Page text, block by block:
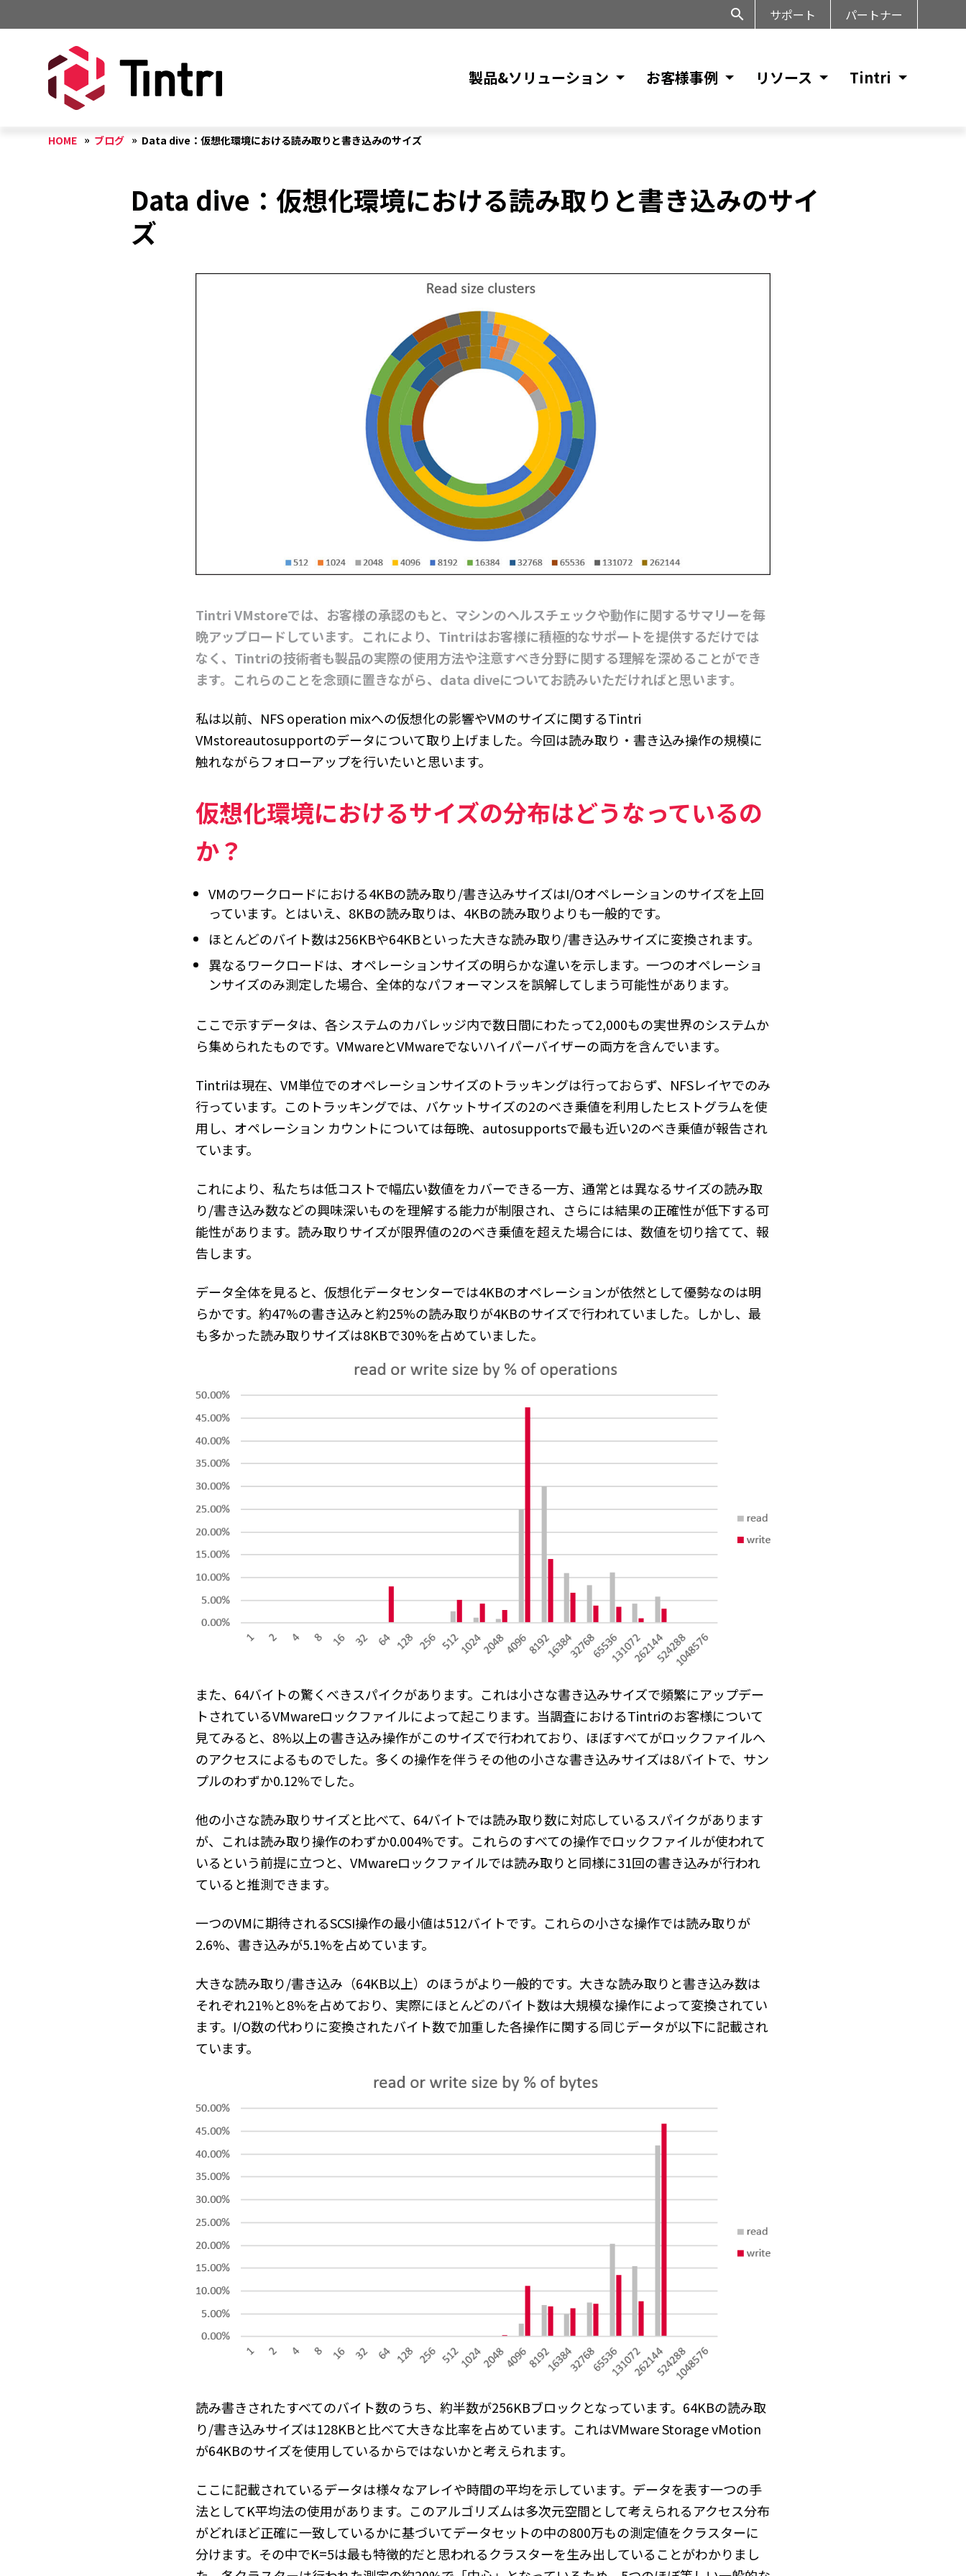
サポート パートナー
製品&ソリューション お客様事例 リソース Tintri
HOME ブログ Data dive：仮想化環境における読み取りと書き込みのサイズ
Data dive：仮想化環境における読み取りと書き込みのサイ
ズ
Tintri VMstoreでは、お客様の承認のもと、マシンのヘルスチェックや動作に関するサマリーを毎
晩アップロードしています。これにより、Tintriはお客様に積極的なサポートを提供するだけでは
なく、Tintriの技術者も製品の実際の使用方法や注意すべき分野に関する理解を深めることができ
ます。これらのことを念頭に置きながら、data diveについてお読みいただければと思います。
私は以前、NFS operation mixへの仮想化の影響やVMのサイズに関するTintri
VMstoreautosupportのデータについて取り上げました。今回は読み取り・書き込み操作の規模に
触れながらフォローアップを行いたいと思います。
仮想化環境におけるサイズの分布はどうなっているの
か？
VMのワークロードにおける4KBの読み取り/書き込みサイズはI/Oオペレーションのサイズを上回
っています。とはいえ、8KBの読み取りは、4KBの読み取りよりも一般的です。
ほとんどのバイト数は256KBや64KBといった大きな読み取り/書き込みサイズに変換されます。
異なるワークロードは、オペレーションサイズの明らかな違いを示します。一つのオペレーショ
ンサイズのみ測定した場合、全体的なパフォーマンスを誤解してしまう可能性があります。
ここで示すデータは、各システムのカバレッジ内で数日間にわたって2,000もの実世界のシステムか
ら集められたものです。VMwareとVMwareでないハイパーバイザーの両方を含んでいます。
Tintriは現在、VM単位でのオペレーションサイズのトラッキングは行っておらず、NFSレイヤでのみ
行っています。このトラッキングでは、バケットサイズの2のべき乗値を利用したヒストグラムを使
用し、オペレーション カウントについては毎晩、autosupportsで最も近い2のべき乗値が報告され
ています。
これにより、私たちは低コストで幅広い数値をカバーできる一方、通常とは異なるサイズの読み取
り/書き込み数などの興味深いものを理解する能力が制限され、さらには結果の正確性が低下する可
能性があります。読み取りサイズが限界値の2のべき乗値を超えた場合には、数値を切り捨てて、報
告します。
データ全体を見ると、仮想化データセンターでは4KBのオペレーションが依然として優勢なのは明
らかです。約47%の書き込みと約25%の読み取りが4KBのサイズで行われていました。しかし、最
も多かった読み取りサイズは8KBで30%を占めていました。
また、64バイトの驚くべきスパイクがあります。これは小さな書き込みサイズで頻繁にアップデー
トされているVMwareロックファイルによって起こります。当調査におけるTintriのお客様について
見てみると、8%以上の書き込み操作がこのサイズで行われており、ほぼすべてがロックファイルへ
のアクセスによるものでした。多くの操作を伴うその他の小さな書き込みサイズは8バイトで、サン
プルのわずか0.12%でした。
他の小さな読み取りサイズと比べて、64バイトでは読み取り数に対応しているスパイクがあります
が、これは読み取り操作のわずか0.004%です。これらのすべての操作でロックファイルが使われて
いるという前提に立つと、VMwareロックファイルでは読み取りと同様に31回の書き込みが行われ
ていると推測できます。
一つのVMに期待されるSCSI操作の最小値は512バイトです。これらの小さな操作では読み取りが
2.6%、書き込みが5.1%を占めています。
大きな読み取り/書き込み（64KB以上）のほうがより一般的です。大きな読み取りと書き込み数は
それぞれ21%と8%を占めており、実際にほとんどのバイト数は大規模な操作によって変換されてい
ます。I/O数の代わりに変換されたバイト数で加重した各操作に関する同じデータが以下に記載され
ています。
読み書きされたすべてのバイト数のうち、約半数が256KBブロックとなっています。64KBの読み取
り/書き込みサイズは128KBと比べて大きな比率を占めています。これはVMware Storage vMotion
が64KBのサイズを使用しているからではないかと考えられます。
ここに記載されているデータは様々なアレイや時間の平均を示しています。データを表す一つの手
法としてK平均法の使用があります。このアルゴリズムは多次元空間として考えられるアクセス分布
がどれほど正確に一致しているかに基づいてデータセットの中の800万もの測定値をクラスターに
分けます。その中でK=5は最も特徴的だと思われるクラスターを生み出していることがわかりまし